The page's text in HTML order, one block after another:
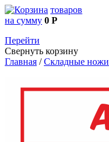
товаров
на сумму 0 Р
Перейти
Свернуть корзину
Главная /Складные ножи